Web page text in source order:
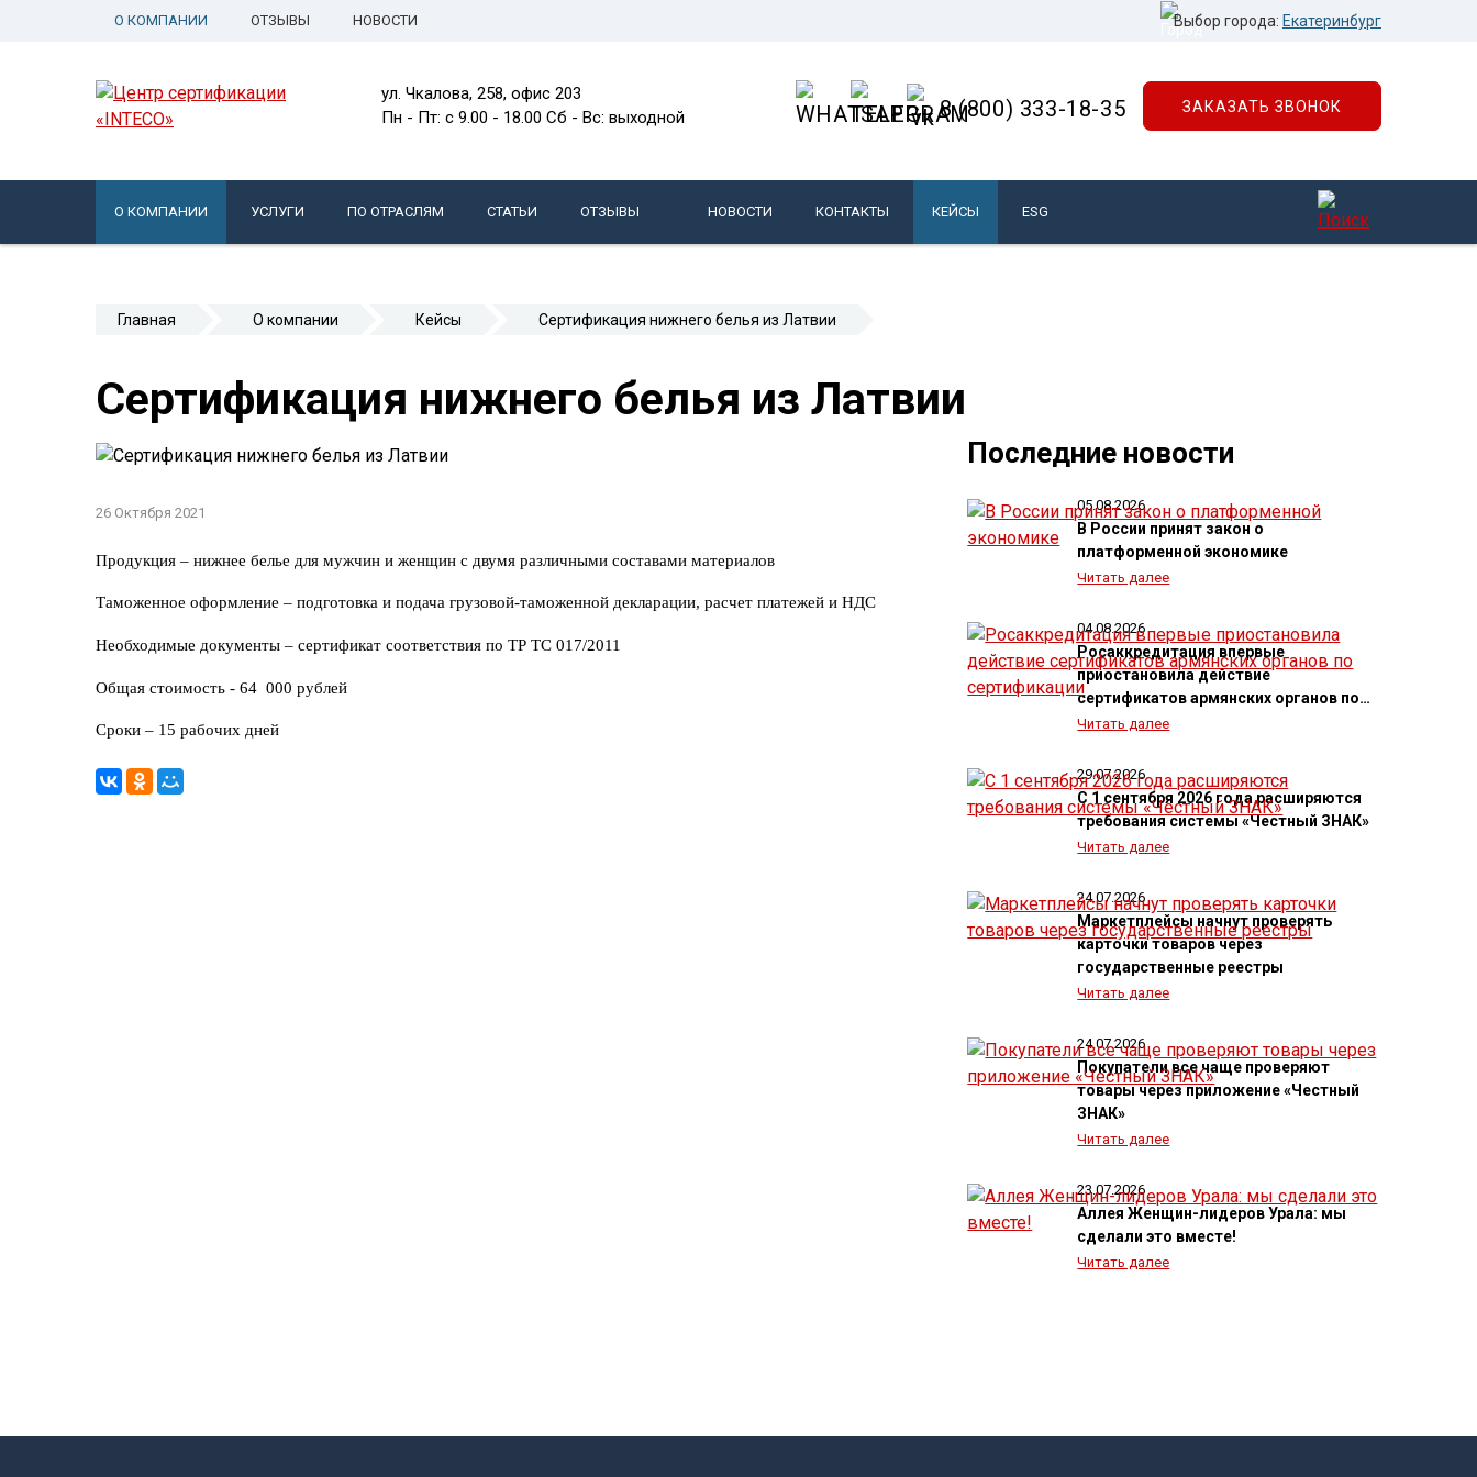
О КОМПАНИИ ОТЗЫВЫ НОВОСТИ Выбор города: Екатеринбург
ул. Чкалова, 258, офис 203
Пн - Пт: c 9.00 - 18.00 Сб - Вс: выходной
8 (800) 333-18-35 ЗАКАЗАТЬ ЗВОНОК
О КОМПАНИИ УСЛУГИ ПО ОТРАСЛЯМ СТАТЬИ ОТЗЫВЫ НОВОСТИ КОНТАКТЫ КЕЙСЫ ESG
Главная О компании Кейсы Сертификация нижнего белья из Латвии
Сертификация нижнего белья из Латвии
26 Октября 2021
Продукция – нижнее белье для мужчин и женщин с двумя различными составами материалов
Таможенное оформление – подготовка и подача грузовой-таможенной декларации, расчет платежей и НДС
Необходимые документы – сертификат соответствия по ТР ТС 017/2011
Общая стоимость - 64 000 рублей
Сроки – 15 рабочих дней
Последние новости
05.08.2026
В России принят закон о
платформенной экономике
Читать далее
04.08.2026
Росаккредитация впервые
приостановила действие
сертификатов армянских органов по…
Читать далее
29.07.2026
С 1 сентября 2026 года расширяются
требования системы «Честный ЗНАК»
Читать далее
24.07.2026
Маркетплейсы начнут проверять
карточки товаров через
государственные реестры
Читать далее
24.07.2026
Покупатели все чаще проверяют
товары через приложение «Честный
ЗНАК»
Читать далее
23.07.2026
Аллея Женщин-лидеров Урала: мы
сделали это вместе!
Читать далее